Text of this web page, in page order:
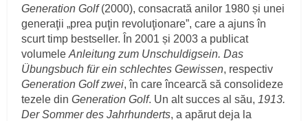
Generation Golf(2000), consacrată anilor 1980 și unei
generaţii „prea puţin revoluţionare”, care a ajuns în
scurt timp bestseller. În 2001 și 2003 a publicat
volumeleAnleitung zum Unschuldigsein. Das
Übungsbuch für ein schlechtes Gewissen, respectiv
Generation Golf zwei, în care încearcă să consolideze
tezele dinGeneration Golf. Un alt succes al său, 1913.
Der Sommer des Jahrhunderts, a apărut deja la